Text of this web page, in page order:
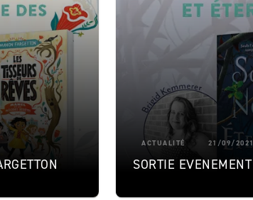
ACTUALITÉ 21/09/2021
SORTIE EVENEMENT